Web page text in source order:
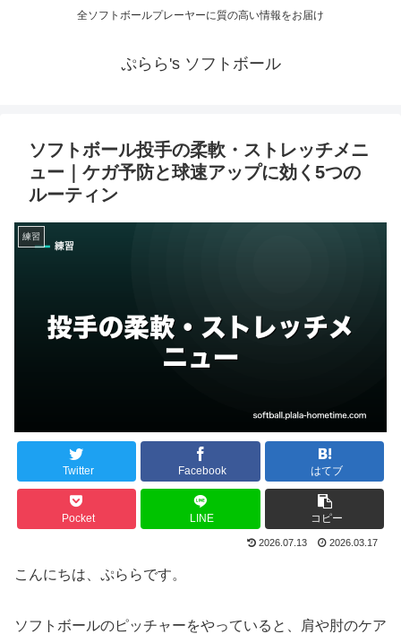
全ソフトボールプレーヤーに質の高い情報をお届け
ぷらら's ソフトボール
ソフトボール投手の柔軟・ストレッチメニ
ュー｜ケガ予防と球速アップに効く5つの
ルーティン
練習
Twitter Facebook はてブ
Pocket LINE コピー
2026.07.13 2026.03.17
こんにちは、ぷららです。
ソフトボールのピッチャーをやっていると、肩や肘のケア